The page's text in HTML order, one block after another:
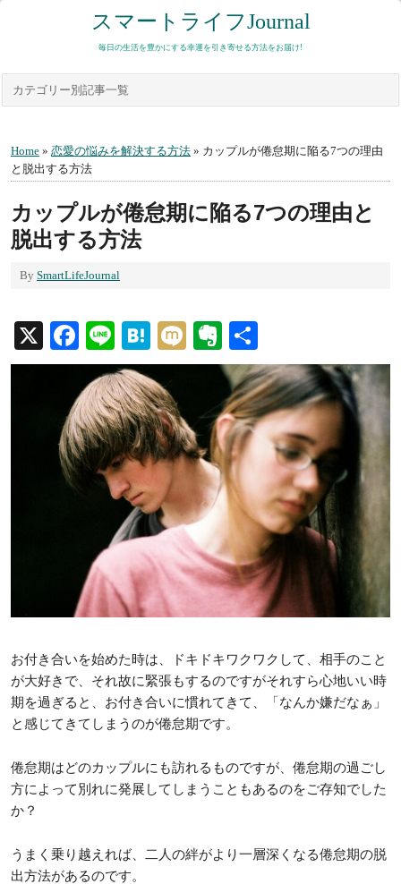
スマートライフJournal
毎日の生活を豊かにする幸運を引き寄せる方法をお届け!
カテゴリー別記事一覧
Home » 恋愛の悩みを解決する方法 » カップルが倦怠期に陥る7つの理由
と脱出する方法
カップルが倦怠期に陥る7つの理由と
脱出する方法
By SmartLifeJournal
X Facebook
LineHatenaMixiEvernote
有
お付き合いを始めた時は、ドキドキワクワクして、相手のこと
が大好きで、それ故に緊張もするのですがそれすら心地いい時
期を過ぎると、お付き合いに慣れてきて、「なんか嫌だなぁ」
と感じてきてしまうのが倦怠期です。
倦怠期はどのカップルにも訪れるものですが、倦怠期の過ごし
方によって別れに発展してしまうこともあるのをご存知でした
か？
うまく乗り越えれば、二人の絆がより一層深くなる倦怠期の脱
出方法があるのです。